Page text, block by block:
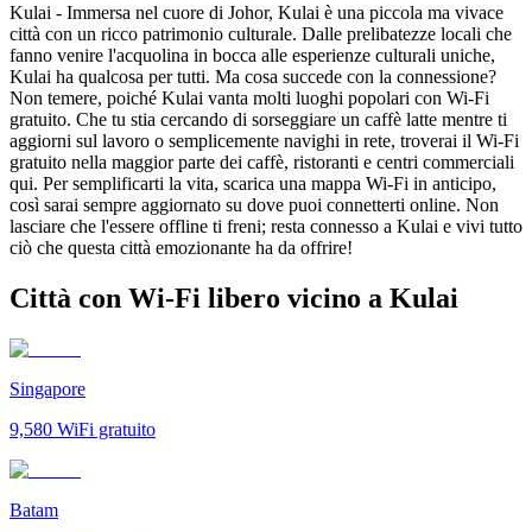
Kulai - Immersa nel cuore di Johor, Kulai è una piccola ma vivace
città con un ricco patrimonio culturale. Dalle prelibatezze locali che
fanno venire l'acquolina in bocca alle esperienze culturali uniche,
Kulai ha qualcosa per tutti. Ma cosa succede con la connessione?
Non temere, poiché Kulai vanta molti luoghi popolari con Wi-Fi
gratuito. Che tu stia cercando di sorseggiare un caffè latte mentre ti
aggiorni sul lavoro o semplicemente navighi in rete, troverai il Wi-Fi
gratuito nella maggior parte dei caffè, ristoranti e centri commerciali
qui. Per semplificarti la vita, scarica una mappa Wi-Fi in anticipo,
così sarai sempre aggiornato su dove puoi connetterti online. Non
lasciare che l'essere offline ti freni; resta connesso a Kulai e vivi tutto
ciò che questa città emozionante ha da offrire!
Città con Wi-Fi libero vicino a Kulai
Singapore
9,580 WiFi gratuito
Batam